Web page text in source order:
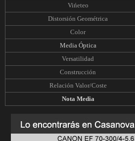
Vińeteo
Distorsión Geométrica
Color
Media Óptica
Versatilidad
Construcción
Relación Valor/Coste
Nota Media